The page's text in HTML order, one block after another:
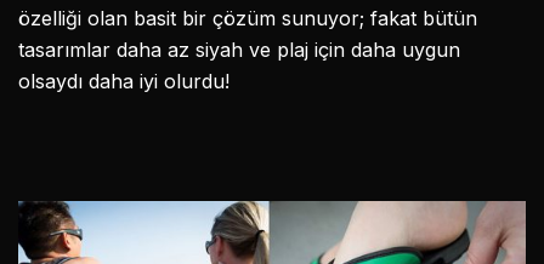
özelliği olan basit bir çözüm sunuyor; fakat bütün
tasarımlar daha az siyah ve plaj için daha uygun
olsaydı daha iyi olurdu!